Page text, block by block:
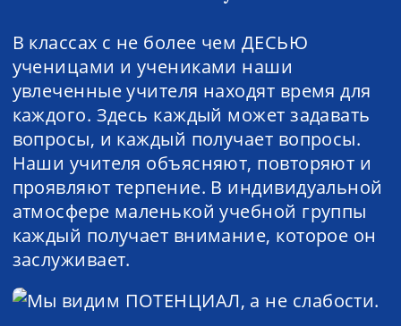
В классах с не более чем ДЕСЬЮ
ученицами и учениками наши
увлеченные учителя находят время для
каждого. Здесь каждый может задавать
вопросы, и каждый получает вопросы.
Наши учителя объясняют, повторяют и
проявляют терпение. В индивидуальной
атмосфере маленькой учебной группы
каждый получает внимание, которое он
заслуживает.